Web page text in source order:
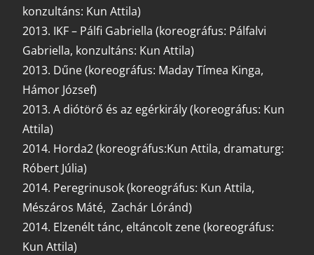
konzultáns: Kun Attila)
2013. IKF – Pálfi Gabriella (koreográfus: Pálfalvi
Gabriella, konzultáns: Kun Attila)
2013. Dűne (koreográfus: Maday Tímea Kinga,
Hámor József)
2013. A diótörő és az egérkirály (koreográfus: Kun
Attila)
2014. Horda2 (koreográfus:Kun Attila, dramaturg:
Róbert Júlia)
2014. Peregrinusok (koreográfus: Kun Attila,
Mészáros Máté, Zachár Lóránd)
2014. Elzenélt tánc, eltáncolt zene (koreográfus:
Kun Attila)